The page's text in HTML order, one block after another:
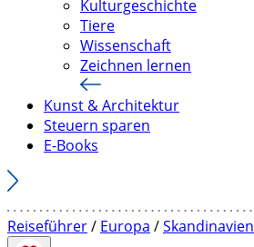
Kulturgeschichte
Tiere
Wissenschaft
Zeichnen lernen
Kunst & Architektur
Steuern sparen
E-Books
Reiseführer/ Europa /Skandinavien